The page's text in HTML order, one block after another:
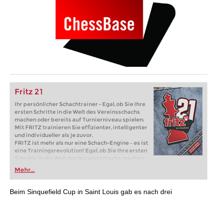
Fritz 21
Ihr persönlicher Schachtrainer - Egal, ob Sie Ihre
ersten Schritte in die Welt des Vereinsschachs
machen oder bereits auf Turnierniveau spielen:
Mit FRITZ trainieren Sie effizienter, intelligenter
und individueller als je zuvor.
FRITZ ist mehr als nur eine Schach-Engine – es ist
eine Trainingsrevolution! Egal, ob Sie Ihre ersten
Schritte in die Welt des Vereinsschachs machen
oder bereits auf Turnierniveau spielen: Mit
FRITZ trainieren Sie effizienter, intelligenter und
individueller als je zuvor.
Mehr...
Beim Sinquefield Cup in Saint Louis gab es nach drei